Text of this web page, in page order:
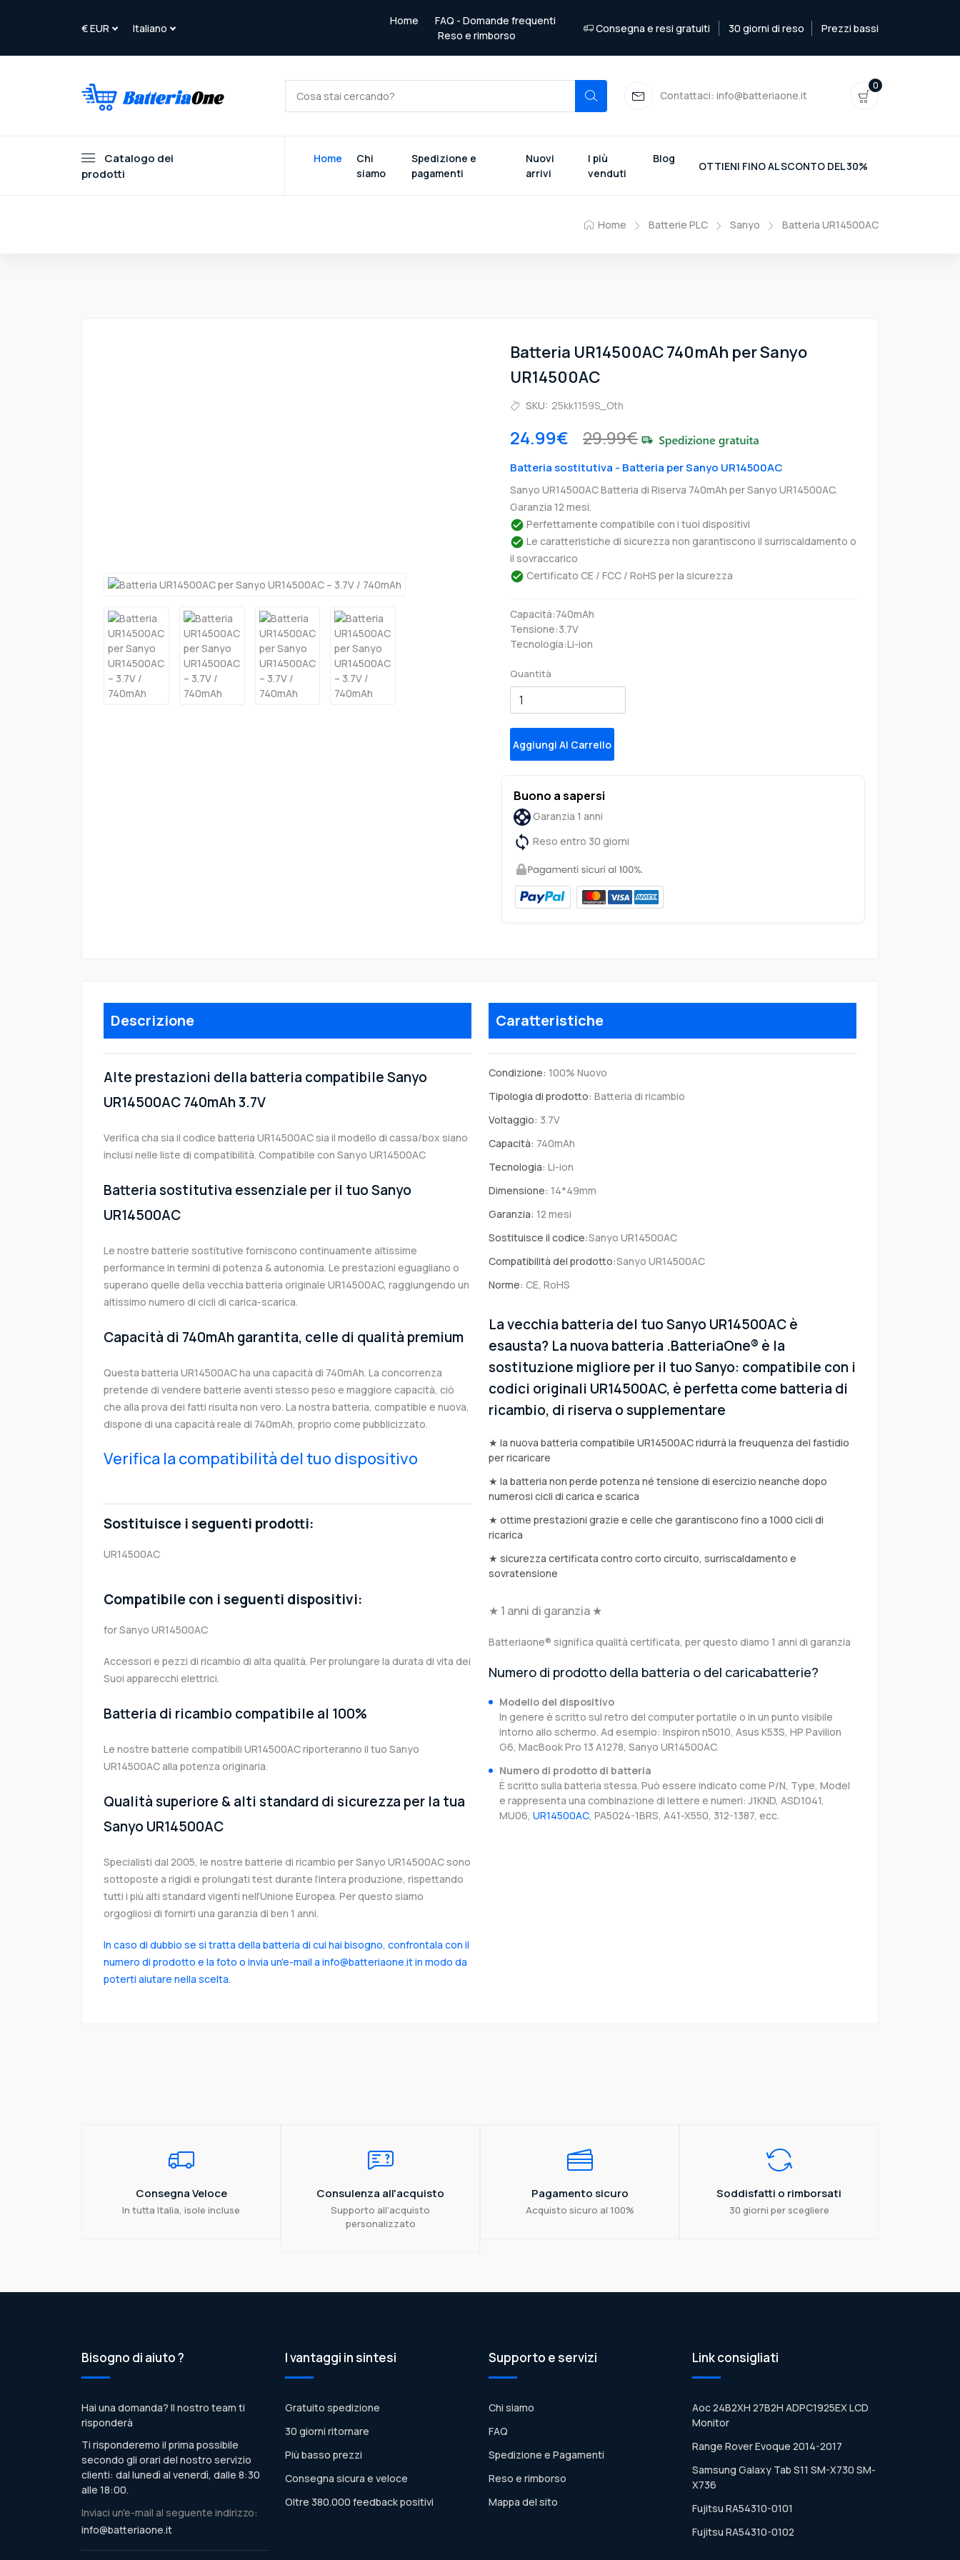
Home
FAQ - Domande frequenti
Reso e rimborso
Consegna e resi gratuiti 30 giorni di reso Prezzi bassi
Contattaci: info@batteriaone.it
0
Catalogo dei
prodotti
Home
Chi
siamo
Spedizione e
pagamenti
Nuovi
arrivi
I più
venduti
Blog
OTTIENI FINO AL SCONTO DEL 30%
Home Batterie PLC Sanyo Batteria UR14500AC
Batteria UR14500AC 740mAh per Sanyo
UR14500AC
SKU: 25kk1159S_Oth
24.99€ 29.99€
Batteria sostitutiva - Batteria per Sanyo UR14500AC
Sanyo UR14500AC Batteria di Riserva 740mAh per Sanyo UR14500AC.
Garanzia 12 mesi.
Perfettamente compatibile con i tuoi dispositivi
Le caratteristiche di sicurezza non garantiscono il surriscaldamento o
il sovraccarico
Certificato CE / FCC / RoHS per la sicurezza
Capacità:740mAh
Tensione:3.7V
Tecnologia:Li-ion
Quantità
Aggiungi Al Carrello
Buono a sapersi
Garanzia 1 anni
Reso entro 30 giorni
Descrizione
Alte prestazioni della batteria compatibile Sanyo
UR14500AC 740mAh 3.7V
Verifica cha sia il codice batteria UR14500AC sia il modello di cassa/box siano
inclusi nelle liste di compatibilità. Compatibile con Sanyo UR14500AC
Batteria sostitutiva essenziale per il tuo Sanyo
UR14500AC
Le nostre batterie sostitutive forniscono continuamente altissime
performance in termini di potenza & autonomia. Le prestazioni eguagliano o
superano quelle della vecchia batteria originale UR14500AC, raggiungendo un
altissimo numero di cicli di carica-scarica.
Capacità di 740mAh garantita, celle di qualità premium
Questa batteria UR14500AC ha una capacità di 740mAh. La concorrenza
pretende di vendere batterie aventi stesso peso e maggiore capacità, ciò
che alla prova dei fatti risulta non vero. La nostra batteria, compatible e nuova,
dispone di una capacità reale di 740mAh, proprio come pubblicizzato.
Verifica la compatibilità del tuo dispositivo
Sostituisce i seguenti prodotti:
UR14500AC
Compatibile con i seguenti dispositivi:
for Sanyo UR14500AC
Accessori e pezzi di ricambio di alta qualità. Per prolungare la durata di vita dei
Suoi apparecchi elettrici.
Batteria di ricambio compatibile al 100%
Le nostre batterie compatibili UR14500AC riporteranno il tuo Sanyo
UR14500AC alla potenza originaria.
Qualità superiore & alti standard di sicurezza per la tua
Sanyo UR14500AC
Specialisti dal 2005, le nostre batterie di ricambio per Sanyo UR14500AC sono
sottoposte a rigidi e prolungati test durante l’intera produzione, rispettando
tutti i più alti standard vigenti nell’Unione Europea. Per questo siamo
orgogliosi di fornirti una garanzia di ben 1 anni.
In caso di dubbio se si tratta della batteria di cui hai bisogno, confrontala con il
numero di prodotto e la foto o invia un'e-mail a info@batteriaone.it in modo da
poterti aiutare nella scelta.
Caratteristiche
Condizione: 100% Nuovo
Tipologia di prodotto: Batteria di ricambio
Voltaggio: 3.7V
Capacità: 740mAh
Tecnologia: Li-ion
Dimensione: 14*49mm
Garanzia: 12 mesi
Sostituisce il codice:Sanyo UR14500AC
Compatibilità del prodotto:Sanyo UR14500AC
Norme: CE, RoHS
La vecchia batteria del tuo Sanyo UR14500AC è
esausta? La nuova batteria .BatteriaOne® è la
sostituzione migliore per il tuo Sanyo: compatibile con i
codici originali UR14500AC, è perfetta come batteria di
ricambio, di riserva o supplementare
★ la nuova batteria compatibile UR14500AC ridurrà la freuquenza del fastidio
per ricaricare
★ la batteria non perde potenza né tensione di esercizio neanche dopo
numerosi cicli di carica e scarica
★ ottime prestazioni grazie e celle che garantiscono fino a 1000 cicli di
ricarica
★ sicurezza certificata contro corto circuito, surriscaldamento e
sovratensione
★ 1 anni di garanzia ★
Batteriaone® significa qualità certificata, per questo diamo 1 anni di garanzia
Numero di prodotto della batteria o del caricabatterie?
Modello del dispositivo
In genere è scritto sul retro del computer portatile o in un punto visibile
intorno allo schermo. Ad esempio: Inspiron n5010, Asus K53S, HP Pavilion
G6, MacBook Pro 13 A1278, Sanyo UR14500AC.
Numero di prodotto di batteria
È scritto sulla batteria stessa. Può essere indicato come P/N, Type, Model
e rappresenta una combinazione di lettere e numeri: J1KND, ASD1041,
MU06, UR14500AC, PA5024-1BRS, A41-X550, 312-1387, ecc.
Consegna Veloce
In tutta Italia, isole incluse
Consulenza all'acquisto
Supporto all'acquisto
personalizzato
Pagamento sicuro
Acquisto sicuro al 100%
Soddisfatti o rimborsati
30 giorni per scegliere
Bisogno di aiuto ?
Hai una domanda? Il nostro team ti
risponderà
Ti risponderemo il prima possibile
secondo gli orari del nostro servizio
clienti: dal lunedì al venerdì, dalle 8:30
alle 18:00.
Inviaci un'e-mail al seguente indirizzo:
info@batteriaone.it
I vantaggi in sintesi
Gratuito spedizione
30 giorni ritornare
Più basso prezzi
Consegna sicura e veloce
Oltre 380.000 feedback positivi
Supporto e servizi
Chi siamo
FAQ
Spedizione e Pagamenti
Reso e rimborso
Mappa del sito
Link consigliati
Aoc 24B2XH 27B2H ADPC1925EX LCD
Monitor
Range Rover Evoque 2014-2017
Samsung Galaxy Tab S11 SM-X730 SM-
X736
Fujitsu RA54310-0101
Fujitsu RA54310-0102